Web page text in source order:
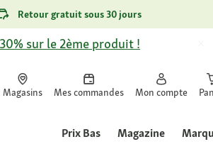
Retour gratuit sous 30 jours
sur le 2ème produit !
Magasins Mes commandes Mon compte
Prix Bas Magazine